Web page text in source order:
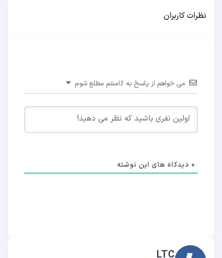
نظرات کاربران
می خواهم از پاسخ به کامنتم مطلع شوم
0 دیدکاه های این نوشته
LTC